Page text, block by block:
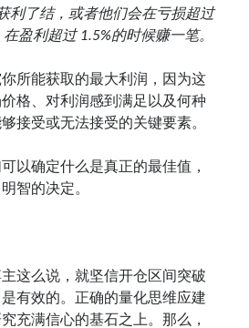
利了结，或者他们会在亏损超过
盈利超过 1.5%的时候赚一笔。
所能获取的最大利润，因为这
格、对利润感到满足以及何种
接受或无法接受的关键要素。
以确定什么是真正的最佳值，
智的决定。
这么说，就坚信开仓区间突破
是有效的。正确的量化思维应建
充满信心的基石之上。那么，